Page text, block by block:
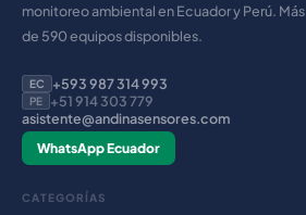
monitoreo ambiental en Ecuador y Perú. Más
de 590 equipos disponibles.
EC +593 987 314 993
PE
+51 914 303 779
asistente@andinasensores.com
WhatsApp Ecuador
CATEGORÍAS